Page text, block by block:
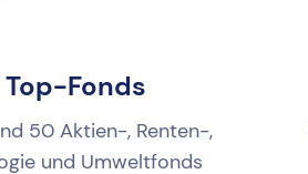
Fonds
50 Aktien-, Renten-,
und Umweltfonds